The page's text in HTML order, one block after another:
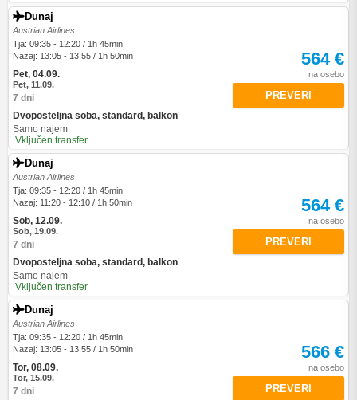
Dunaj
Austrian Airlines
Tja: 09:35 - 12:20 / 1h 45min
Nazaj: 13:05 - 13:55 / 1h 50min
Pet, 04.09.
Pet, 11.09.
7 dni
Dvoposteljna soba, standard, balkon
Samo najem
Vključen transfer
564 €
na osebo
PREVERI
Dunaj
Austrian Airlines
Tja: 09:35 - 12:20 / 1h 45min
Nazaj: 11:20 - 12:10 / 1h 50min
Sob, 12.09.
Sob, 19.09.
7 dni
Dvoposteljna soba, standard, balkon
Samo najem
Vključen transfer
564 €
na osebo
PREVERI
Dunaj
Austrian Airlines
Tja: 09:35 - 12:20 / 1h 45min
Nazaj: 13:05 - 13:55 / 1h 50min
Tor, 08.09.
Tor, 15.09.
7 dni
566 €
na osebo
PREVERI